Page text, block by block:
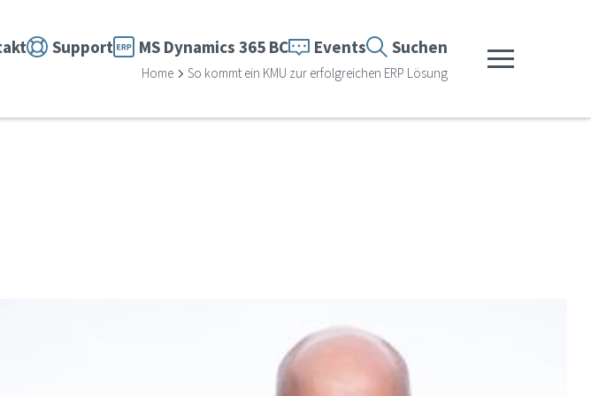
Support MS Dynamics 365 BC Events Suchen
Home So kommt ein KMU zur erfolgreichen ERP Lösung Menü